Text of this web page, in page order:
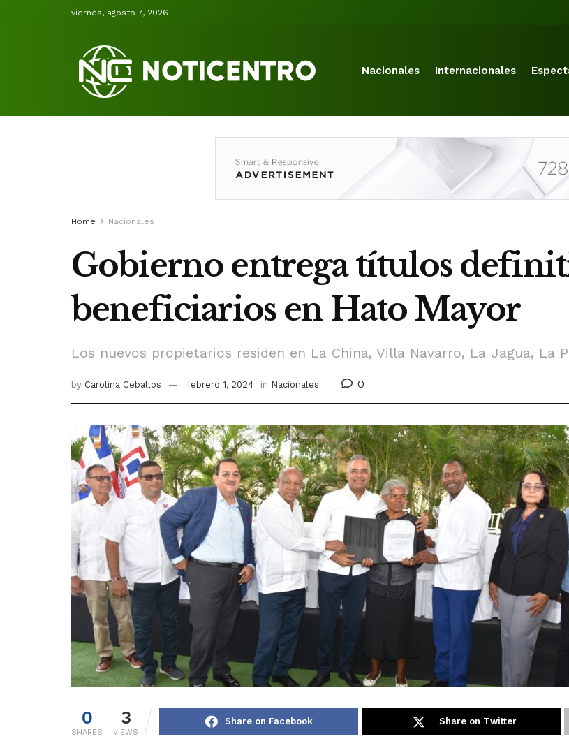
viernes, agosto 7, 2026
Nacionales Internacionales
Home Nacionales
Gobierno entrega títulos
beneficiarios en Hato Mayor
Los nuevos propietarios residen en La China, Villa Navarro, La Jagua, La
by Carolina Ceballos febrero 1, 2024 in Nacionales 0
0
SHARES
3
VIEWS
Share on Facebook Share on Twitter